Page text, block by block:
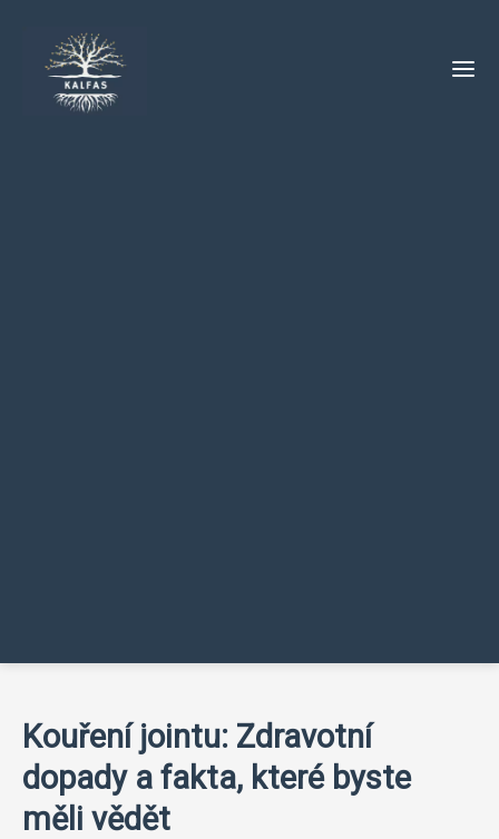
Kouření jointu: Zdravotní
dopady a fakta, které byste
měli vědět